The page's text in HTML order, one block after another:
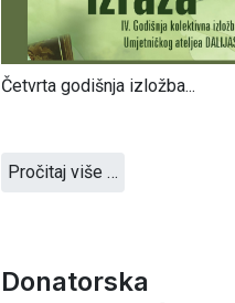
Četvrta godišnja izložba...
Pročitaj više …
Donatorska